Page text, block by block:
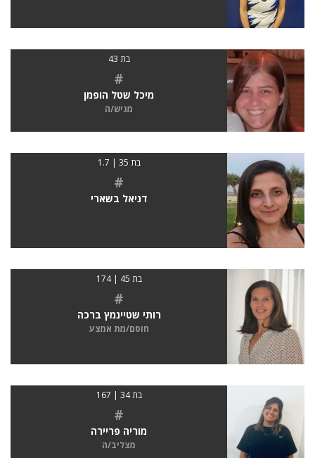
בת 43
#
מיכל שטל הופמן
מגיש/ה
בת 35 | 1.7
#
דניאל בשארי
בת 45 | 174
#
רותי שטיינמץ ברכה
חוסם/מת אמצע
בת 34 | 167
#
מוריה פריירה
מצליב/ה